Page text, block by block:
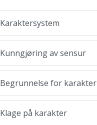
Karaktersystem
Kunngjøring av sensur
Begrunnelse for karakter
Klage på karakter